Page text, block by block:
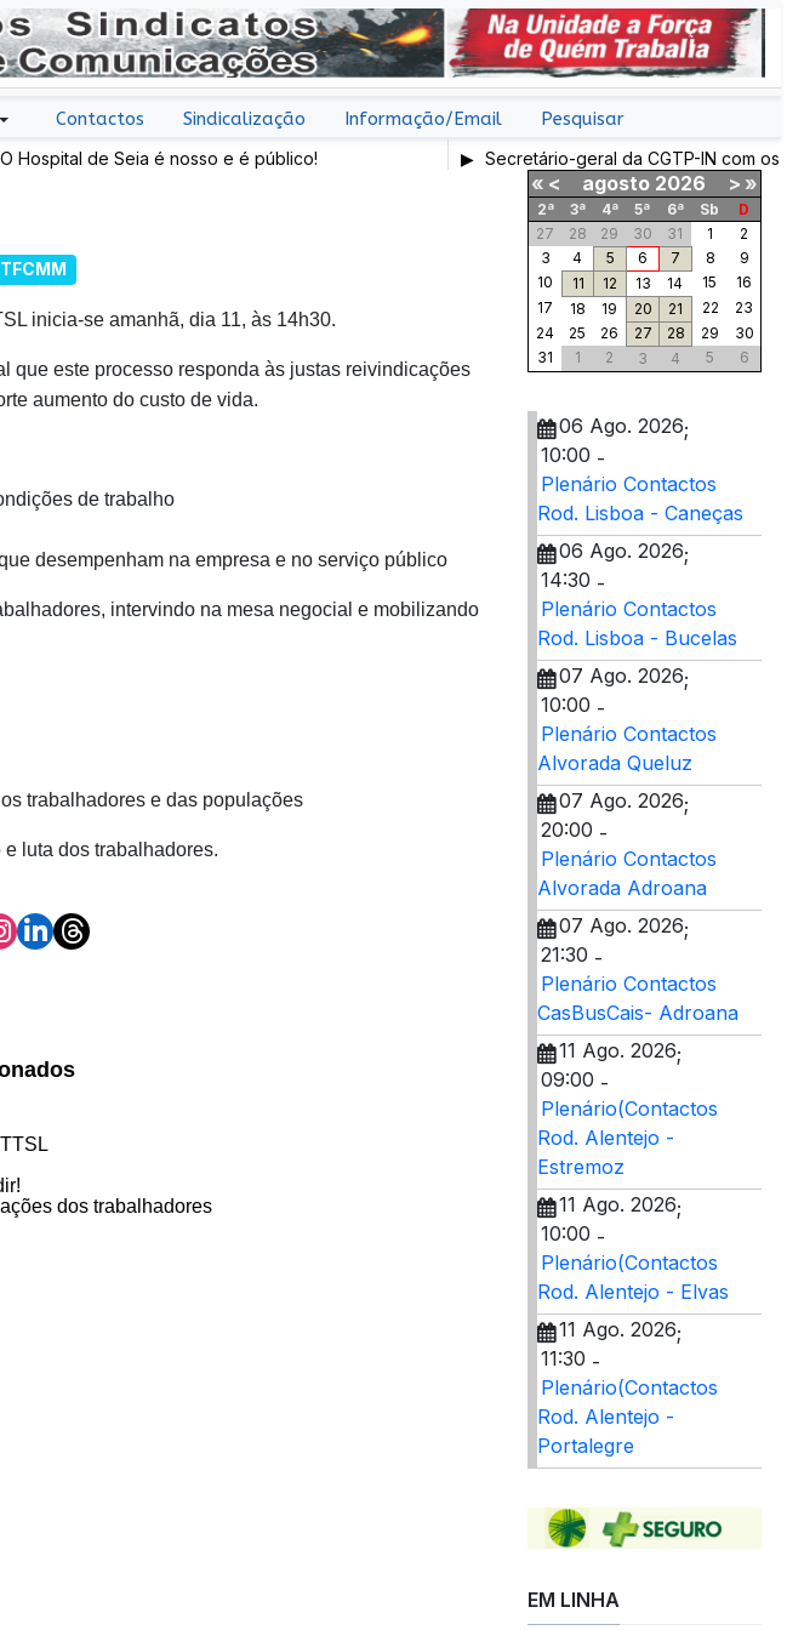
Contactos Sindicalização Informação/Email Pesquisar
de Seia é nosso e é público! Secretário-geral da CGTP-IN com os
inicia-se amanhã, dia 11, às 14h30.
que este processo responda às justas reivindicações
aumento do custo de vida.
de trabalho
desempenham na empresa e no serviço público
intervindo na mesa negocial e mobilizando
trabalhadores e das populações
luta dos trabalhadores.
dos trabalhadores
« < agosto 2026 > »
2ª 3ª 4ª 5ª 6ª Sb
D
27
28 29 30 31 1
2
3
4 5 6 7 8
9
10
11 12 13 14 15
16
17
18 19 20 21 22
23
24
25 26 27 28 29
30
31
1 2 3 4 5 6
06 Ago. 2026;
10:00 -
Plenário Contactos
Rod. Lisboa - Caneças
06 Ago. 2026;
14:30 -
Plenário Contactos
Rod. Lisboa - Bucelas
07 Ago. 2026;
10:00 -
Plenário Contactos
Alvorada Queluz
07 Ago. 2026;
20:00 -
Plenário Contactos
Alvorada Adroana
07 Ago. 2026;
21:30 -
Plenário Contactos
CasBusCais- Adroana
11 Ago. 2026;
09:00 -
Plenário(Contactos
Rod. Alentejo -
Estremoz
11 Ago. 2026;
10:00 -
Plenário(Contactos
Rod. Alentejo - Elvas
11 Ago. 2026;
11:30 -
Plenário(Contactos
Rod. Alentejo -
Portalegre
EM LINHA